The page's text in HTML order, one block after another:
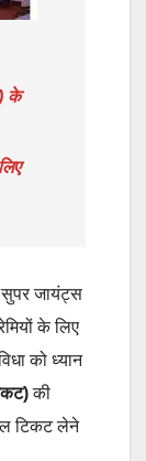
के
जायंट्स
के लिए
को ध्यान
की
टिकट लेने